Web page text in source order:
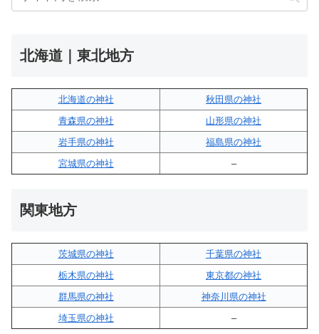
北海道｜東北地方
北海道の神社
秋田県の神社
青森県の神社
山形県の神社
岩手県の神社
福島県の神社
宮城県の神社
–
関東地方
茨城県の神社
千葉県の神社
栃木県の神社
東京都の神社
群馬県の神社
神奈川県の神社
埼玉県の神社
–